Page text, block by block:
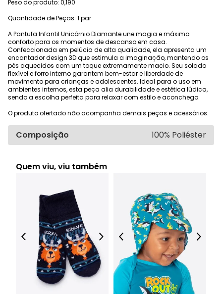
Peso do produto: 0,190
Quantidade de Peças: 1 par
A Pantufa Infantil Unicórnio Diamante une magia e máximo
conforto para os momentos de descanso em casa.
Confeccionada em pelúcia de alta qualidade, ela apresenta um
encantador design 3D que estimula a imaginação, mantendo os
pés aquecidos com um toque extremamente macio. Seu solado
flexível e forro interno garantem bem-estar e liberdade de
movimento para crianças e adolescentes. Ideal para o uso em
ambientes internos, esta peça alia durabilidade e estética lúdica,
sendo a escolha perfeita para relaxar com estilo e aconchego.
O produto ofertado não acompanha demais peças e acessórios.
Composição 100% Poliéster
Quem viu, viu também